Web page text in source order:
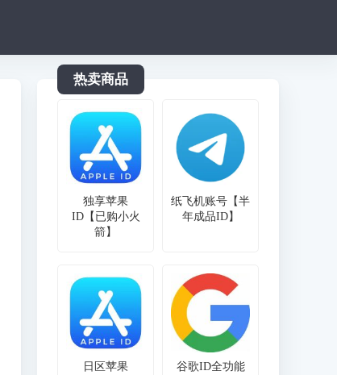
热卖商品
独享苹果
ID【已购小火
箭】
纸飞机账号【半
年成品ID】
日区苹果
谷歌ID全功能